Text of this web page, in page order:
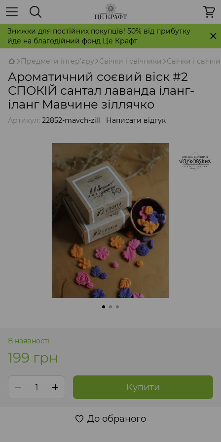
Знижки для постійних покупців! 50% від прибутку
йде на благодійний фонд Це Крафт
Предмети інтер'єру Свічки і свічники Свічки і
Ароматичний соєвий віск #2
СПОКІЙ сантал лаванда іланг-
іланг Мавчине зіллячко
Артикул: 22852-mavch-zill Написати відгук
В наявності
199 грн
Купити
До обраного